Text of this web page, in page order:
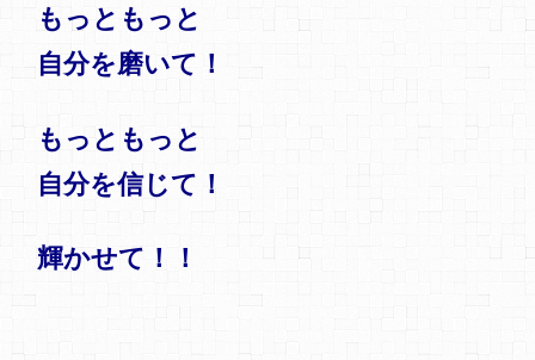
もっともっと
自分を磨いて！
もっともっと
自分を信じて！
輝かせて！！